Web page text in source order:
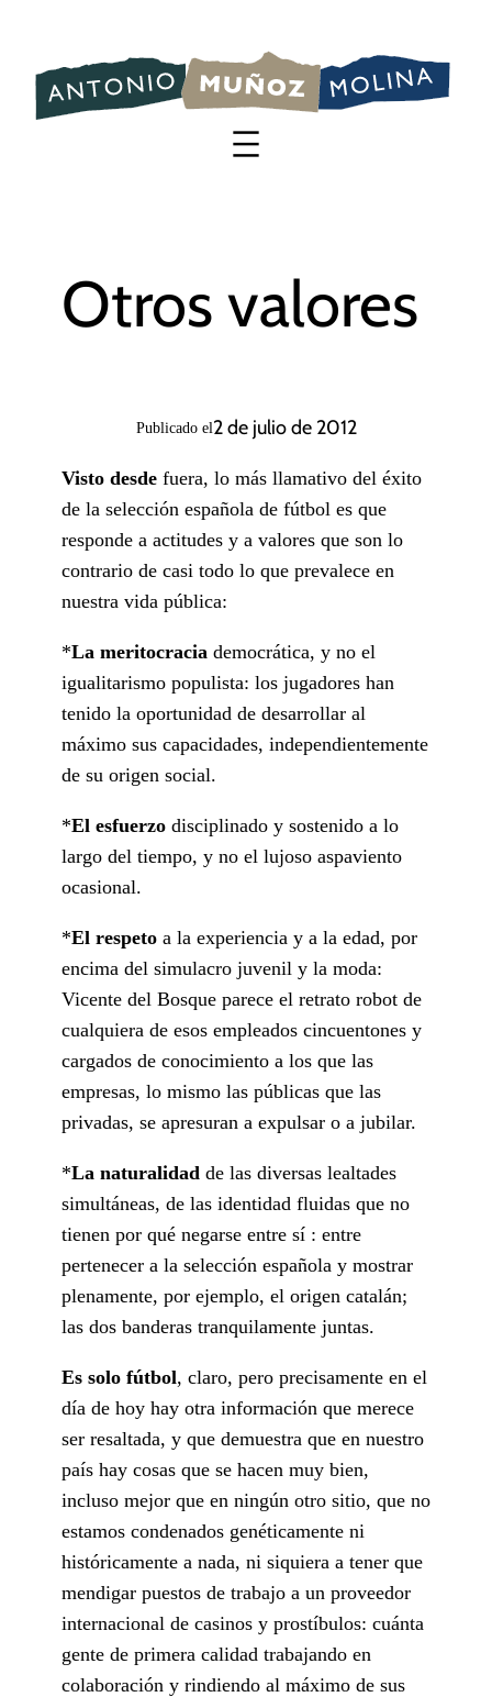
contenido
Otros valores
Publicado el2 de julio de 2012
Visto desde fuera, lo más llamativo del éxito
de la selección española de fútbol es que
responde a actitudes y a valores que son lo
contrario de casi todo lo que prevalece en
nuestra vida pública:
*La meritocracia democrática, y no el
igualitarismo populista: los jugadores han
tenido la oportunidad de desarrollar al
máximo sus capacidades, independientemente
de su origen social.
*El esfuerzo disciplinado y sostenido a lo
largo del tiempo, y no el lujoso aspaviento
ocasional.
*El respeto a la experiencia y a la edad, por
encima del simulacro juvenil y la moda:
Vicente del Bosque parece el retrato robot de
cualquiera de esos empleados cincuentones y
cargados de conocimiento a los que las
empresas, lo mismo las públicas que las
privadas, se apresuran a expulsar o a jubilar.
*La naturalidad de las diversas lealtades
simultáneas, de las identidad fluidas que no
tienen por qué negarse entre sí : entre
pertenecer a la selección española y mostrar
plenamente, por ejemplo, el origen catalán;
las dos banderas tranquilamente juntas.
Es solo fútbol, claro, pero precisamente en el
día de hoy hay otra información que merece
ser resaltada, y que demuestra que en nuestro
país hay cosas que se hacen muy bien,
incluso mejor que en ningún otro sitio, que no
estamos condenados genéticamente ni
históricamente a nada, ni siquiera a tener que
mendigar puestos de trabajo a un proveedor
internacional de casinos y prostíbulos: cuánta
gente de primera calidad trabajando en
colaboración y rindiendo al máximo de sus